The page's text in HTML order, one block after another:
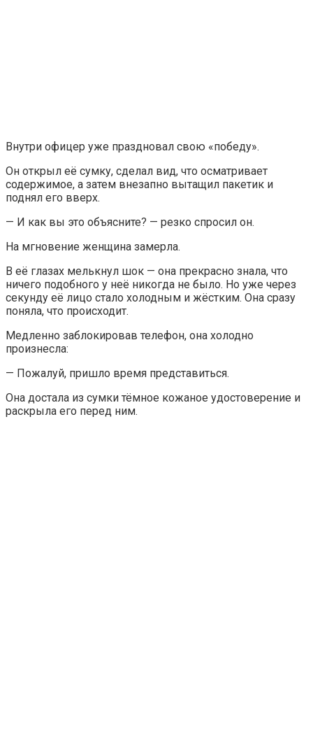
Внутри офицер уже праздновал свою «победу».
Он открыл её сумку, сделал вид, что осматривает
содержимое, а затем внезапно вытащил пакетик и
поднял его вверх.
— И как вы это объясните? — резко спросил он.
На мгновение женщина замерла.
В её глазах мелькнул шок — она прекрасно знала, что
ничего подобного у неё никогда не было. Но уже через
секунду её лицо стало холодным и жёстким. Она сразу
поняла, что происходит.
Медленно заблокировав телефон, она холодно
произнесла:
— Пожалуй, пришло время представиться.
Она достала из сумки тёмное кожаное удостоверение и
раскрыла его перед ним.